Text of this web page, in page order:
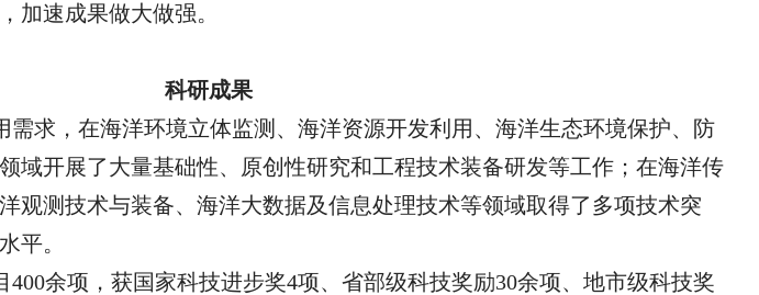
加速成果做大做强。
科研成果
需求，在海洋环境立体监测、海洋资源开发利用、海洋生态环境保护、防
域开展了大量基础性、原创性研究和工程技术装备研发等工作；在海洋传
观测技术与装备、海洋大数据及信息处理技术等领域取得了多项技术突
平。
400余项，获国家科技进步奖4项、省部级科技奖励30余项、 地市级科技奖